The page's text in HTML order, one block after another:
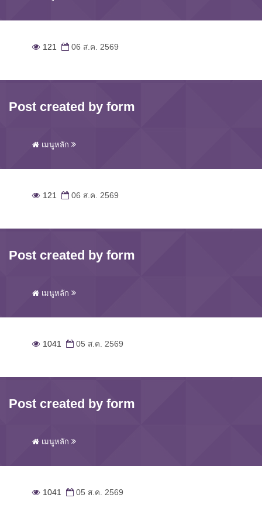
121 06 ส.ค. 2569
Post created by form
เมนูหลัก
121 06 ส.ค. 2569
Post created by form
เมนูหลัก
1041 05 ส.ค. 2569
Post created by form
เมนูหลัก
1041 05 ส.ค. 2569